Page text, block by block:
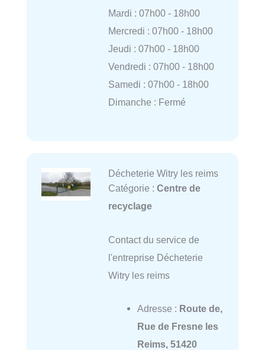
Mardi : 07h00 - 18h00
Mercredi : 07h00 - 18h00
Jeudi : 07h00 - 18h00
Vendredi : 07h00 - 18h00
Samedi : 07h00 - 18h00
Dimanche : Fermé
Décheterie Witry les reims
Catégorie : Centre de
recyclage
Contact du service de
l'entreprise Décheterie
Witry les reims
Adresse : Route de,
Rue de Fresne les
Reims, 51420